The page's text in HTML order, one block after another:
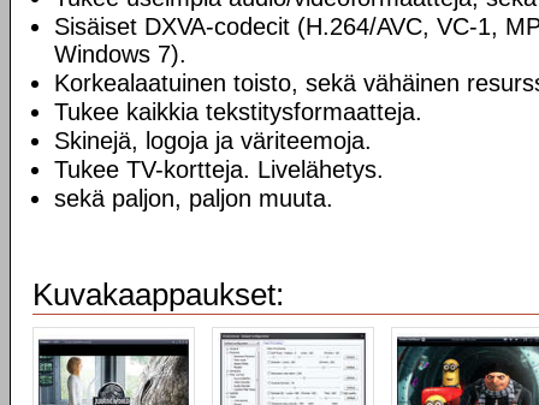
Sisäiset DXVA-codecit (H.264/AVC, VC-1,
Windows 7).
Korkealaatuinen toisto, sekä vähäinen
Tukee kaikkia tekstitysformaatteja.
Skinejä, logoja ja väriteemoja.
Tukee TV-kortteja. Livelähetys.
sekä paljon, paljon muuta.
Kuvakaappaukset: